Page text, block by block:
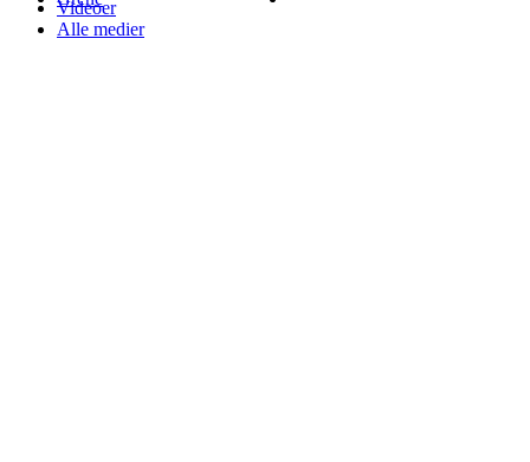
Videoer
Alle medier